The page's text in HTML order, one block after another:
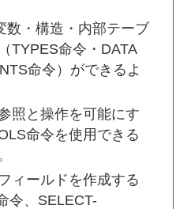
数・構造・内部テーブ
TYPES命令・DATA
命令）ができるよ
照と操作を可能にす
命令を使用できる
ィールドを作成する
令、SELECT-